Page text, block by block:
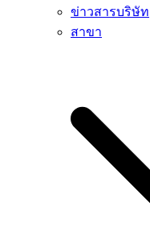
ข่าวสารบริษัท
สาขา